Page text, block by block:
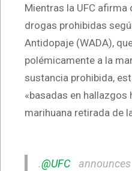
Mientras la UFC
drogas prohibidas
Antidopaje (WADA),
polémicamente a la
sustancia prohibida,
«basadas en
marihuana retirada de
.@UFC